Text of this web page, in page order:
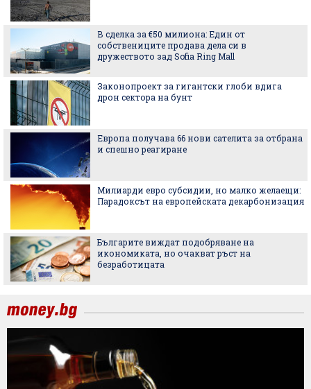
В сделка за €50 милиона: Един от
собствениците продава дела си в
дружеството зад Sofia Ring Mall
Законопроект за гигантски глоби вдига
дрон сектора на бунт
Европа получава 66 нови сателита за отбрана
и спешно реагиране
Милиарди евро субсидии, но малко желаещи:
Парадоксът на европейската декарбонизация
Българите виждат подобряване на
икономиката, но очакват ръст на
безработицата